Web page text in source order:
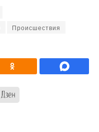
Происшествия